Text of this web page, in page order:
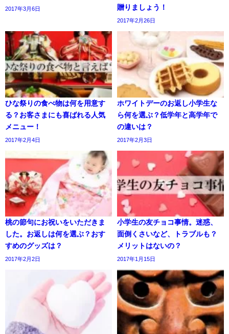
2017年3月6日
贈りましょう！
2017年2月26日
ひな祭りの食べ物は何を用意す
る？お客さまにも喜ばれる人気
メニュー！
2017年2月4日
ホワイトデーのお返し小学生な
ら何を選ぶ？低学年と高学年で
の違いは？
2017年2月3日
桃の節句にお祝いをいただきま
した。お返しは何を選ぶ？おす
すめのグッズは？
2017年2月2日
小学生の友チョコ事情。迷惑、
面倒くさいなど、トラブルも？
メリットはないの？
2017年1月15日